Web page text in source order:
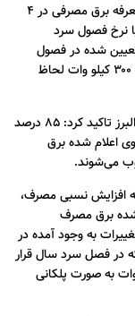
وی ادامه داد: طبق جدول شرکت توزیع نیروی برق، تعرفه برق مصرفی در ۴
مانده هم با نرخ فصول سرد
شده در فصول
سرد ماهانه ۲۰۰ کیلو وات و در فصول گرم هم ماهانه ۳۰۰ کیلو وات لحاظ
معاون فروش و خدمات مشترکین شرکت توزیع برق البرز تاکید کرد: ۸۵ درصد
اعلام شده برق
می‌شوند.
افزایش نسبی مصرف،
شده برق مصرف
به وجود آمده در
در فصل سرد سال قرار
مصرف ماهانه بیش از ۲۰۰ کیلووات به صورت پلکانی